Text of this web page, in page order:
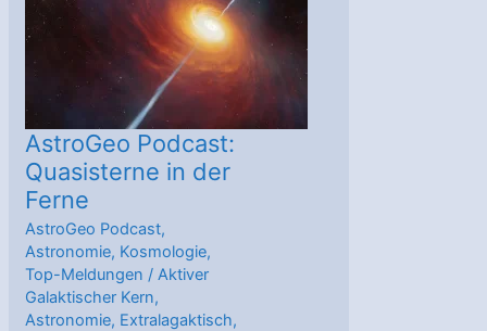
Zentren
aktiver
Galaxien
AstroGeo Podcast:
Quasisterne in der
Ferne
AstroGeo Podcast,
Astronomie, Kosmologie,
Top-Meldungen /Aktiver
Galaktischer Kern,
Astronomie, Extralagaktisch,